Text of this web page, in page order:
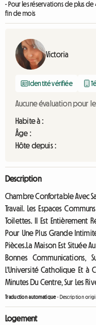
- Pour les réservations de plus
fin de mois
Victoria
Identité vérifiée
Aucune évaluation pour
Habite à :
Âge :
Hôte depuis :
Description
Chambre Confortable Avec
Travail. Les Espaces
Toilettes. Il Est Entièrement
Pour Une Plus Grande
Pièces.La Maison Est Située
Bonnes Communications,
L'Université Catholique Et
Minutes Du Centre, Sur Les
Traduction automatique- Description
Logement